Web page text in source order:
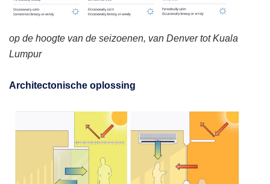
op de hoogte van de seizoenen, van Denver tot Kuala
Lumpur
Architectonische oplossing